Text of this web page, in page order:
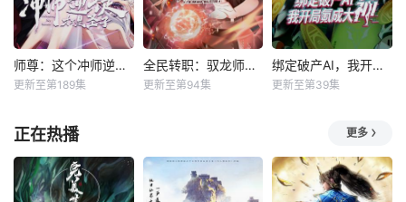
师尊：这个冲师逆徒才不是圣子动态漫
更新至第189集
全民转职：驭龙师是最弱职业？动态漫
更新至第94集
绑定破产AI，我开局氪成大神动态漫
更新至第39集
正在热播 更多